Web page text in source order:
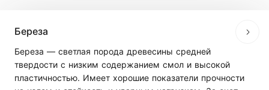
Береза
Береза — светлая порода древесины средней
твердости с низким содержанием смол и высокой
пластичностью. Имеет хорошие показатели прочности